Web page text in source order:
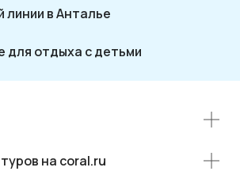
линии в Анталье
для отдыха с детьми
на coral.ru